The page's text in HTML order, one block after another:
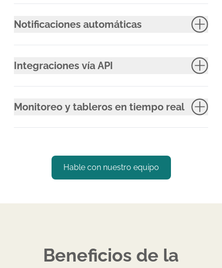
Notificaciones automáticas
Integraciones vía API
Monitoreo y tableros en tiempo real
Hable con nuestro equipo
Beneficios de la